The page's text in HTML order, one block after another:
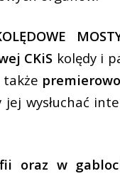
CKiS kolędy i
także
wysłuchać
oraz w